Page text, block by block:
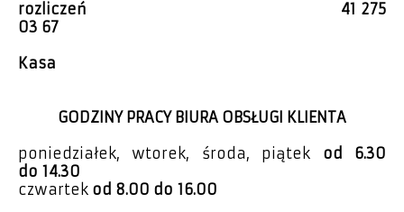
rozliczeń
41 275
03 67
Kasa
GODZINY PRACY BIURA OBSŁUGI KLIENTA
poniedziałek, wtorek, środa, piątek od 6.30
do 14.30
czwartek od 8.00 do 16.00